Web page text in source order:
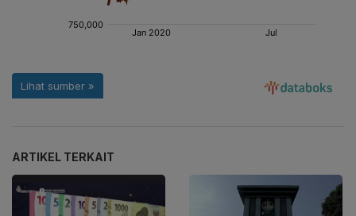
ARTIKEL TERKAIT